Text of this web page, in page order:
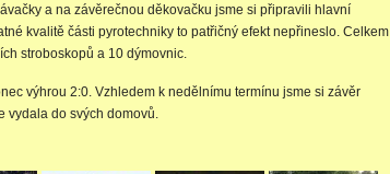
a na závěrečnou děkovačku jsme si připravili hlavní
kvalitě části pyrotechniky to patřičný efekt nepřineslo. Celkem
stroboskopů a 10 dýmovnic.
výhrou 2:0. Vzhledem k nedělnímu termínu jsme si závěr
do svých domovů.